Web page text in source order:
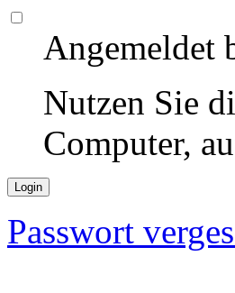
Angemeldet
Nutzen Sie
Computer,
Passwort